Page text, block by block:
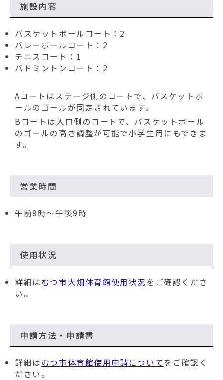
施設内容
バスケットボールコート：2
バレーボールコート：2
テニスコート：1
バドミントンコート：2
Aコートはステージ側のコートで、バスケットボ
ールのゴールが固定されています。
Bコートは入口側のコートで、バスケットボール
のゴールの高さ調整が可能で小学生用にもできま
す。
営業時間
午前9時～午後9時
使用状況
詳細はむつ市大畑体育館使用状況 をご確認くださ
い。
申請方法・申請書
詳細はむつ市体育館使用申請について をご確認く
ださい。